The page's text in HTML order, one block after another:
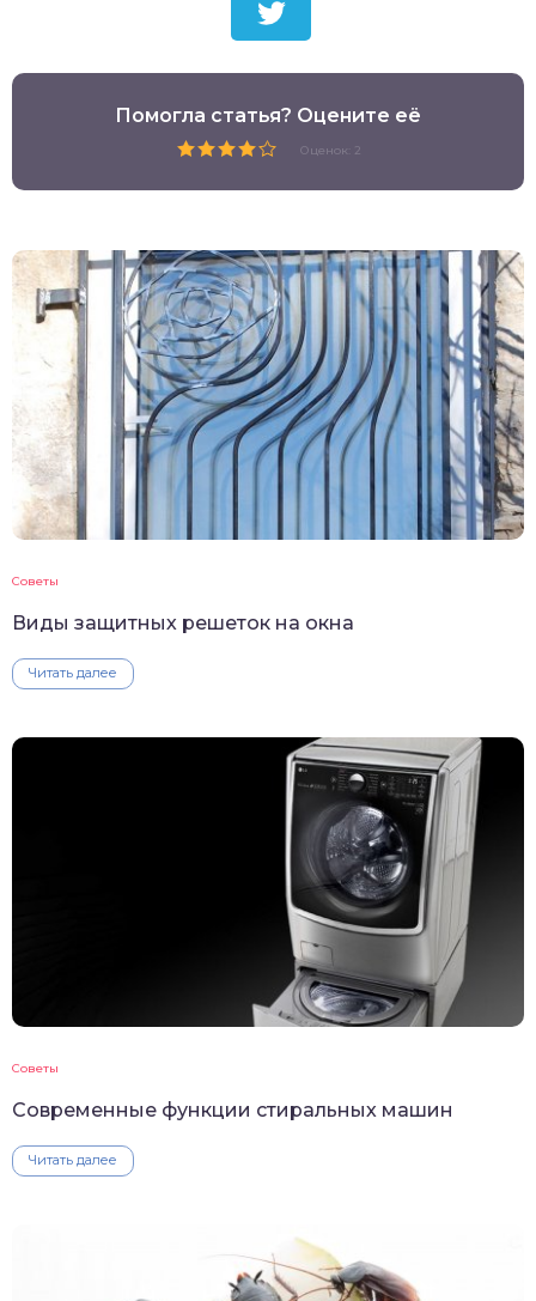
Помогла статья? Оцените её
Оценок: 2
Советы
Виды защитных решеток на окна
Читать далее
Советы
Современные функции стиральных машин
Читать далее